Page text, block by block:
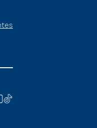
que ofertam
é um formato do